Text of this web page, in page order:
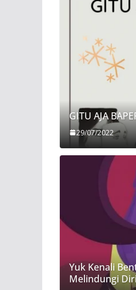
GITU AJA
29/07/2022
Yuk Kenali
Melindungi